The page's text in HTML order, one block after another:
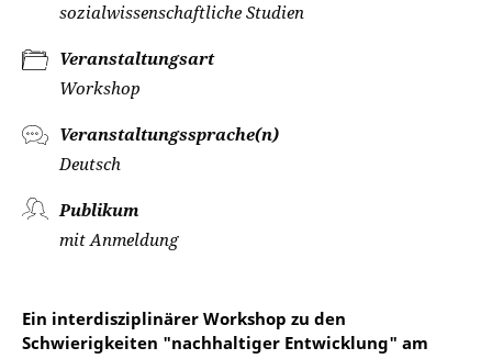
sozialwissenschaftliche Studien
Veranstaltungsart
Workshop
Veranstaltungssprache(n)
Deutsch
Publikum
mit Anmeldung
Ein interdisziplinärer Workshop zu den
Schwierigkeiten "nachhaltiger Entwicklung" am